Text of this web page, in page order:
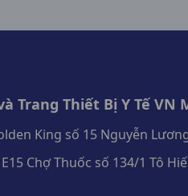
Trang Thiết Bị Y Tế VN
King số 15 Nguyễn
Chợ Thuốc số 134/1 Tô